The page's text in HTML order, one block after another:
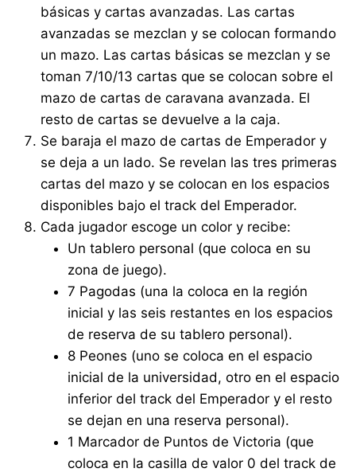
básicas y cartas avanzadas. Las cartas
avanzadas se mezclan y se colocan formando
un mazo. Las cartas básicas se mezclan y se
toman 7/10/13 cartas que se colocan sobre el
mazo de cartas de caravana avanzada. El
resto de cartas se devuelve a la caja.
Se baraja el mazo de cartas de Emperador y
se deja a un lado. Se revelan las tres primeras
cartas del mazo y se colocan en los espacios
disponibles bajo el track del Emperador.
Cada jugador escoge un color y recibe:
Un tablero personal (que coloca en su
zona de juego).
7 Pagodas (una la coloca en la región
inicial y las seis restantes en los espacios
de reserva de su tablero personal).
8 Peones (uno se coloca en el espacio
inicial de la universidad, otro en el espacio
inferior del track del Emperador y el resto
se dejan en una reserva personal).
1 Marcador de Puntos de Victoria (que
coloca en la casilla de valor 0 del track de